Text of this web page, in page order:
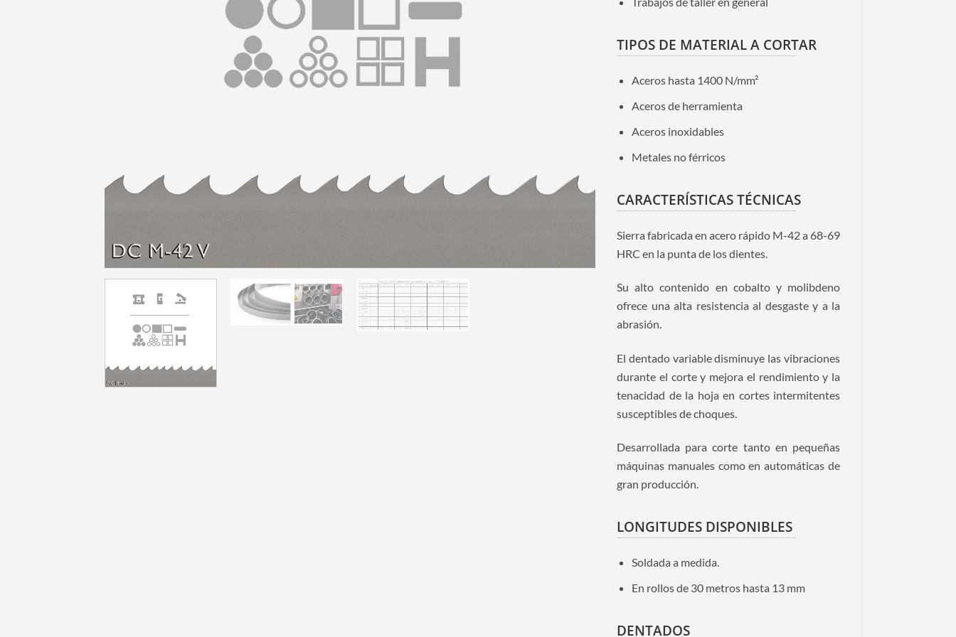
TIPOS DE MATERIAL A CORTAR
Aceros hasta 1400 N/mm²
Aceros de herramienta
Aceros inoxidables
Metales no férricos
CARACTERÍSTICAS TÉCNICAS
Sierra fabricada en acero rápido M-42 a 68-69
HRC en la punta de los dientes.
Su alto contenido en cobalto y molibdeno
ofrece una alta resistencia al desgaste y a la
abrasión.
El dentado variable disminuye las vibraciones
durante el corte y mejora el rendimiento y la
tenacidad de la hoja en cortes intermitentes
susceptibles de choques.
Desarrollada para corte tanto en pequeñas
máquinas manuales como en automáticas de
gran producción.
LONGITUDES DISPONIBLES
Soldada a medida.
En rollos de 30 metros hasta 13 mm
DENTADOS